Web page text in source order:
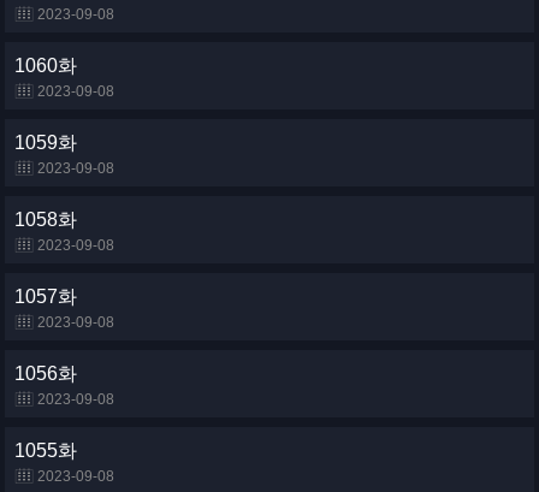
2023-09-08
1060화
2023-09-08
1059화
2023-09-08
1058화
2023-09-08
1057화
2023-09-08
1056화
2023-09-08
1055화
2023-09-08